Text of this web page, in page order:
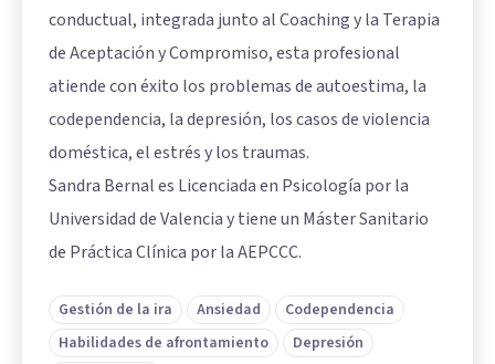
conductual, integrada junto al Coaching y la Terapia
de Aceptación y Compromiso, esta profesional
atiende con éxito los problemas de autoestima, la
codependencia, la depresión, los casos de violencia
doméstica, el estrés y los traumas.
Sandra Bernal es Licenciada en Psicología por la
Universidad de Valencia y tiene un Máster Sanitario
de Práctica Clínica por la AEPCCC.
Gestión de la ira Ansiedad
Codependencia
Habilidades de afrontamiento
Depresión